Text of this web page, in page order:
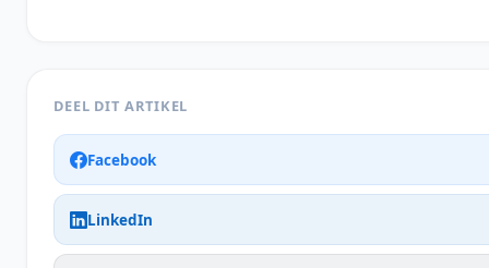
DEEL DIT ARTIKEL
Facebook
LinkedIn